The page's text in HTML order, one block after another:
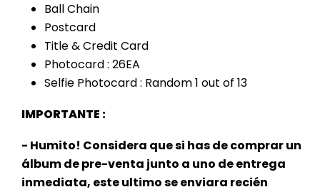
Ball Chain
Postcard
Title & Credit Card
Photocard : 26EA
Selfie Photocard : Random 1 out of 13
IMPORTANTE :
- Humito! Considera que si has de comprar un
álbum de pre-venta junto a uno de entrega
inmediata, esteultimo se enviara recién